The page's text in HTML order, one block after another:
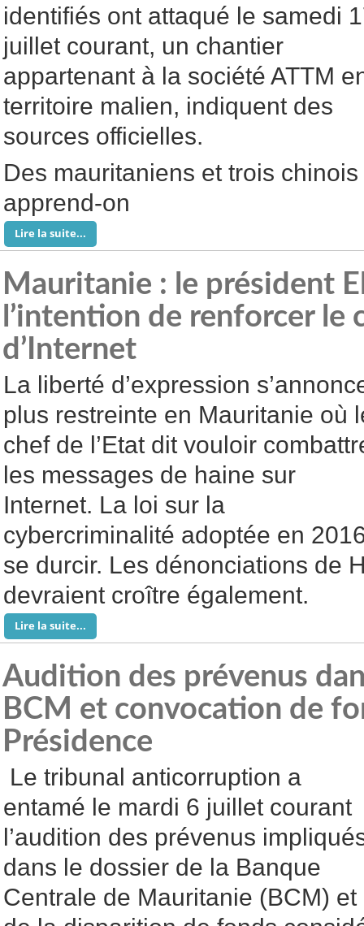
identifiés ont attaqué le samedi
juillet courant, un chantier
appartenant à la société ATTM
territoire malien, indiquent des
sources officielles.
Des mauritaniens et trois
apprend-on
Lire la suite...
Mauritanie : le président
l’intention de renforcer le
d’Internet
La liberté d’expression
plus restreinte en Mauritanie où
chef de l’Etat dit vouloir
les messages de haine sur
Internet. La loi sur la
cybercriminalité adoptée en
se durcir. Les dénonciations de
devraient croître également.
Lire la suite...
Audition des prévenus
BCM et convocation de
Présidence
Le tribunal anticorruption a
entamé le mardi 6 juillet courant
l’audition des prévenus
dans le dossier de la Banque
Centrale de Mauritanie (BCM) et